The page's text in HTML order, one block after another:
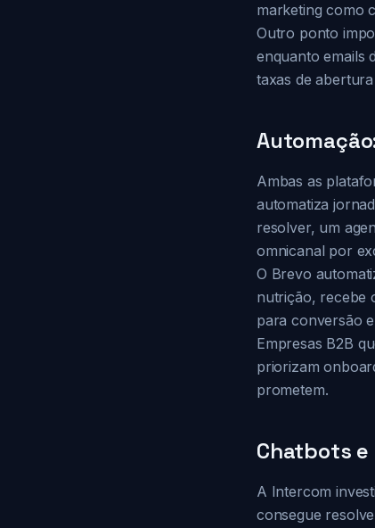
marketing como
Outro ponto
enquanto emails
taxas de
Ambas as
automatiza
resolver, um
omnicanal por
O Brevo
nutrição, recebe
para conversão
Empresas B2B
priorizam
prometem.
Chatbots e
A Intercom
consegue